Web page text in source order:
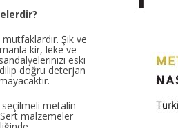
Şık ve
kir, leke ve
eski
doğru deterjan
metalin
malzemeler